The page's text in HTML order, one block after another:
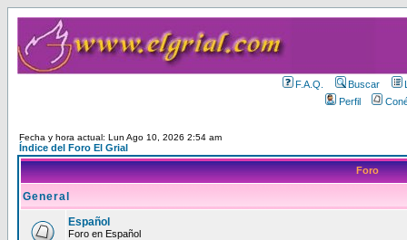
F.A.Q. Buscar
Perfil
Fecha y hora actual: Lun Ago 10, 2026 2:54 am
Índice del Foro El Grial
Foro
General
Español
Foro en Español